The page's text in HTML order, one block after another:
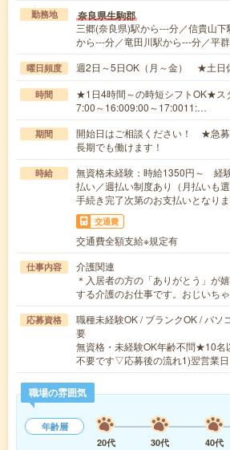
勤務地 奈良県生駒郡
三郷(奈良県)駅から---分／信貴山
から---分／竜田川駅から---分／平
曜日頻度 週2日～5日OK（月～金） ★土日
時間
★1日4時間～の時短シフトOK★ス
7:00～16:009:00～17:0011:…
期間
開始日はご相談ください！ ★急
長期でも働けます！
時給
無資格未経験：時給1350円～ 経
払い／週払い制度あり（月払いも
手続き完了次第のお支払いとなりま
交通費
交通費全額支給※規定有
仕事内容
介護関連
＊入居者の方の「ありがとう」が
する介護のお仕事です。おじいち
応募資格
職種未経験OK / ブランクOK / パソ
要
無資格・未経験OK年齢不問★10
不要です▽応募後の流れ1)翌営業
職場の雰囲気
年齢層
20代
30代 40代